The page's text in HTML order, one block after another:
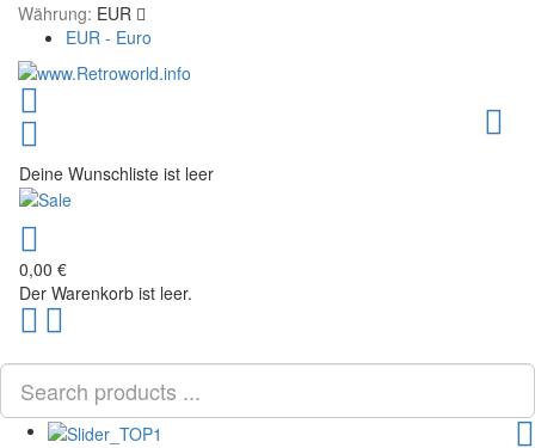
Währung: EUR
EUR - Euro
Deine Wunschliste ist leer
0,00 €
Der Warenkorb ist leer.
Scroll
to
Top
PLG_SYSTEM_VPFRAMEWORK_SCROLL_TO_BOTTOM